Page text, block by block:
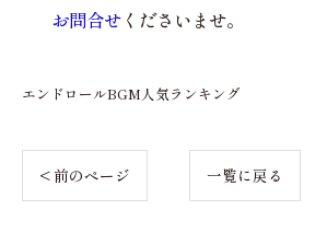
お問合せ くださいませ。
エンドロールBGM人気ランキング
< 前のページ 一覧に戻る